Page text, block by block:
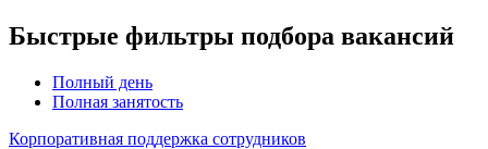
Быстрые фильтры подбора вакансий
Полный день
Полная занятость
Корпоративная поддержка сотрудников